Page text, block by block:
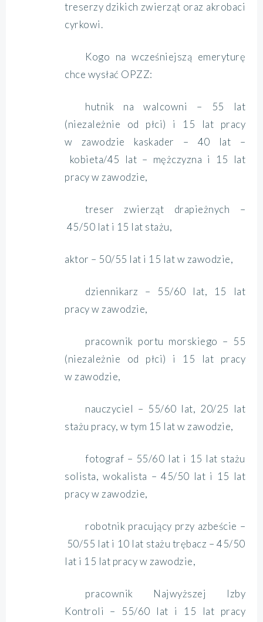
treserzy dzikich zwierząt oraz akrobaci
cyrkowi.
Kogo na wcześniejszą emeryturę
chce wysłać OPZZ:
hutnik na walcowni – 55 lat
(niezależnie od płci) i 15 lat pracy
w zawodzie kaskader – 40 lat –
kobieta/45 lat – mężczyzna i 15 lat
pracy w zawodzie,
treser zwierząt drapieżnych –
45/50 lat i 15 lat stażu,
aktor – 50/55 lat i 15 lat w zawodzie,
dziennikarz – 55/60 lat, 15 lat
pracy w zawodzie,
pracownik portu morskiego – 55
(niezależnie od płci) i 15 lat pracy
w zawodzie,
nauczyciel – 55/60 lat, 20/25 lat
stażu pracy, w tym 15 lat w zawodzie,
fotograf – 55/60 lat i 15 lat stażu
solista, wokalista – 45/50 lat i 15 lat
pracy w zawodzie,
robotnik pracujący przy azbeście –
50/55 lat i 10 lat stażu trębacz – 45/50
lat i 15 lat pracy w zawodzie,
pracownik Najwyższej Izby
Kontroli – 55/60 lat i 15 lat pracy